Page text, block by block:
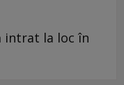
intrat la loc în